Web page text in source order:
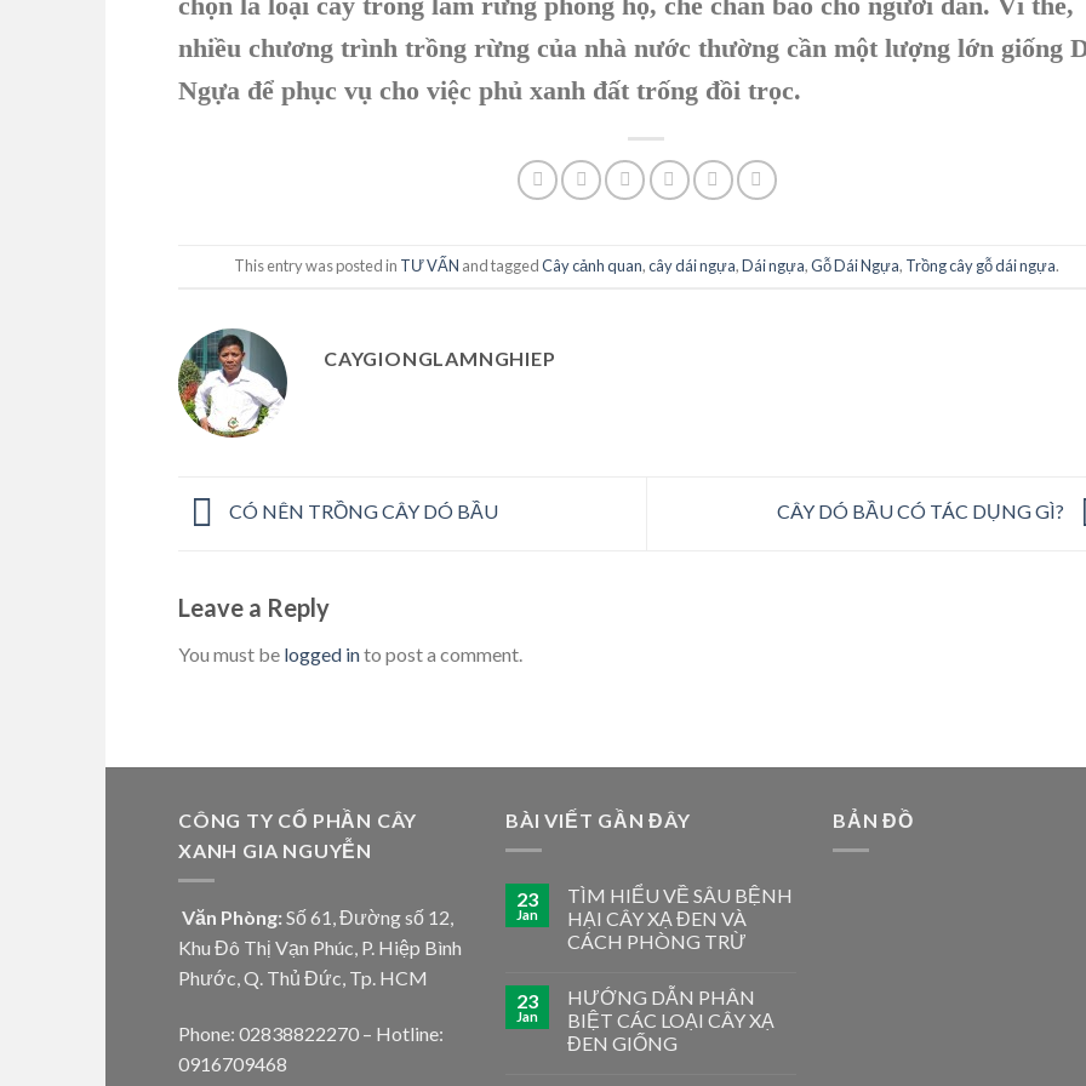
nhiều chương trình trồng rừng của nhà nước thường cần một lượng lớn giống
Ngựa để phục vụ cho việc phủ xanh đất trống đồi trọc.
This entry was posted in TƯ VẤN and taggedCây cảnh quan,cây dái ngựa,Dái ngựa,Gỗ Dái Ngựa, Trồng cây gỗ dái ngựa.
CAYGIONGLAMNGHIEP
CÓ NÊN TRỒNG CÂY DÓ BẦU CÂY DÓ BẦU CÓ TÁC DỤNG GÌ?
Leave a Reply
You must be logged into post a comment.
CÔNG TY CỔ PHẦN CÂY
XANH GIA NGUYỄN
Văn Phòng: Số 61, Đường số 12,
Khu Đô Thị Vạn Phúc, P. Hiệp Bình
Phước, Q. Thủ Đức, Tp. HCM
Phone: 02838822270 – Hotline:
0916709468
BÀI VIẾT GẦN ĐÂY
23
Jan
TÌM HIỂU VỀ SÂU BỆNH
HẠI CÂY XẠ ĐEN VÀ
CÁCH PHÒNG TRỪ
23
Jan
HƯỚNG DẪN PHÂN
BIỆT CÁC LOẠI CÂY XẠ
ĐEN GIỐNG
BẢN ĐỒ